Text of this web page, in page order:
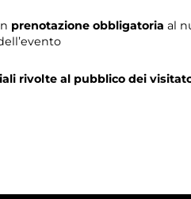
prenotazione obbligatoria al
rivolte al pubblico dei